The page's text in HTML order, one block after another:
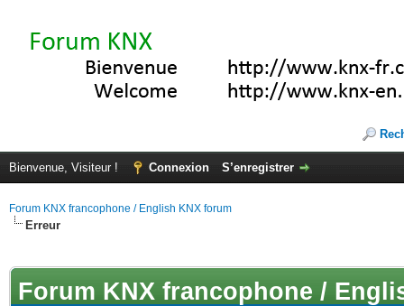
Bienvenue, Visiteur ! Connexion S’enregistrer
Forum KNX francophone / English KNX forum
Erreur
Forum KNX francophone /